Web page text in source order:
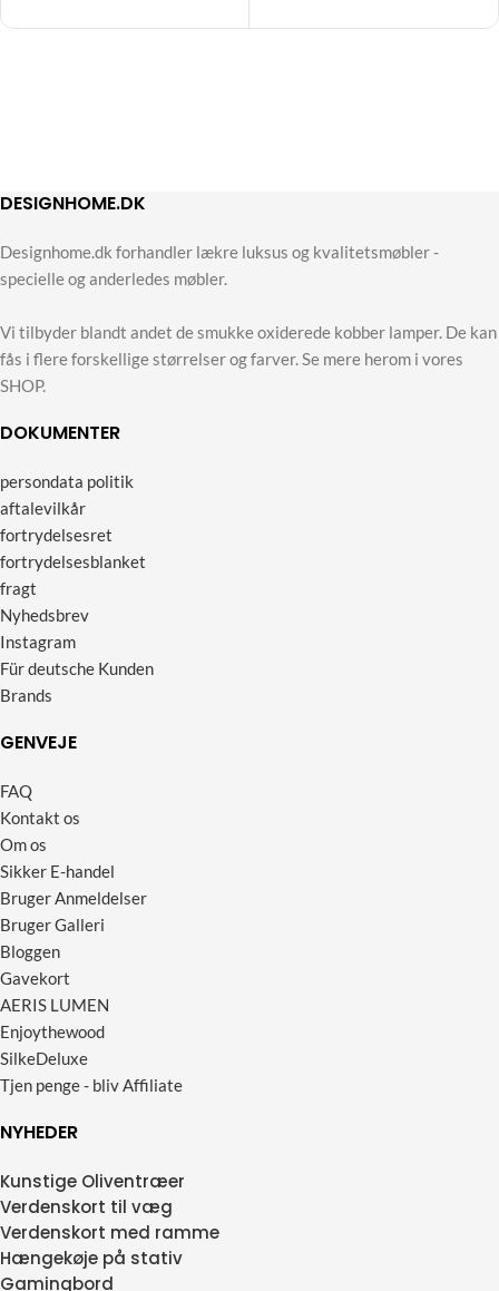
DESIGNHOME.DK
Designhome.dk forhandler lækre luksus og kvalitetsmøbler -
specielle og anderledes møbler.
Vi tilbyder blandt andet de smukke oxiderede kobber lamper. De kan
fås i flere forskellige størrelser og farver. Se mere herom i vores
SHOP.
DOKUMENTER
persondata politik
aftalevilkår
fortrydelsesret
fortrydelsesblanket
fragt
Nyhedsbrev
Instagram
Für deutsche Kunden
Brands
GENVEJE
FAQ
Kontakt os
Om os
Sikker E-handel
Bruger Anmeldelser
Bruger Galleri
Bloggen
Gavekort
AERIS LUMEN
Enjoythewood
SilkeDeluxe
Tjen penge - bliv Affiliate
NYHEDER
Kunstige Oliventræer
Verdenskort til væg
Verdenskort med ramme
Hængekøje på stativ
Gamingbord